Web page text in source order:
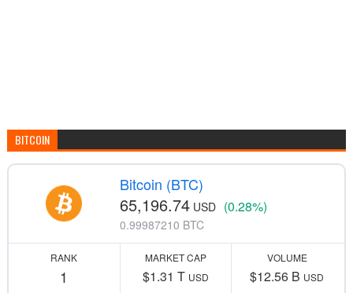
BITCOIN
Bitcoin (BTC)
65,196.74 USD (0.28%)
0.99987210 BTC
RANK
1
MARKET CAP
$1.31 T USD
VOLUME
$12.56 B USD